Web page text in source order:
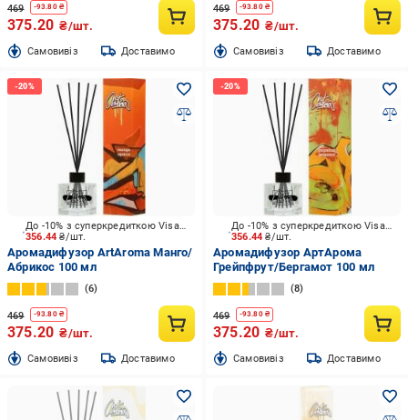
469 -93.80₴
375.20 ₴/шт.
Cамовивіз Доставимо
469 -93.80₴
375.20 ₴/шт.
Cамовивіз Доставимо
356.44₴/шт.
До -10% з суперкредиткою Visa Вигода
Аромадифузор ArtAroma Манго/
Абрикос 100 мл
6
469 -93.80₴
375.20 ₴/шт.
Cамовивіз Доставимо
356.44₴/шт.
До -10% з суперкредиткою Visa Вигода
Аромадифузор АртАрома
Грейпфрут/Бергамот 100 мл
8
469 -93.80₴
375.20 ₴/шт.
Cамовивіз Доставимо